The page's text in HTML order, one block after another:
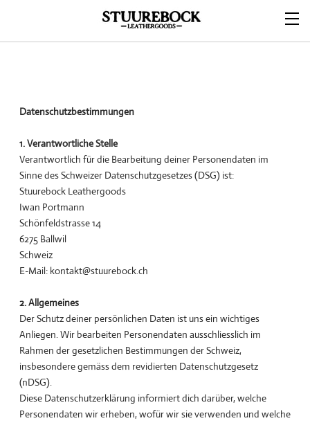
Datenschutzbestimmungen
1. Verantwortliche Stelle
Verantwortlich für die Bearbeitung deiner Personendaten im
Sinne des Schweizer Datenschutzgesetzes (DSG) ist:
Stuurebock Leathergoods
Iwan Portmann
Schönfeldstrasse 14
6275 Ballwil
Schweiz
E-Mail: kontakt@stuurebock.ch
2. Allgemeines
Der Schutz deiner persönlichen Daten ist uns ein wichtiges
Anliegen. Wir bearbeiten Personendaten ausschliesslich im
Rahmen der gesetzlichen Bestimmungen der Schweiz,
insbesondere gemäss dem revidierten Datenschutzgesetz
(nDSG).
Diese Datenschutzerklärung informiert dich darüber, welche
Personendaten wir erheben, wofür wir sie verwenden und welche